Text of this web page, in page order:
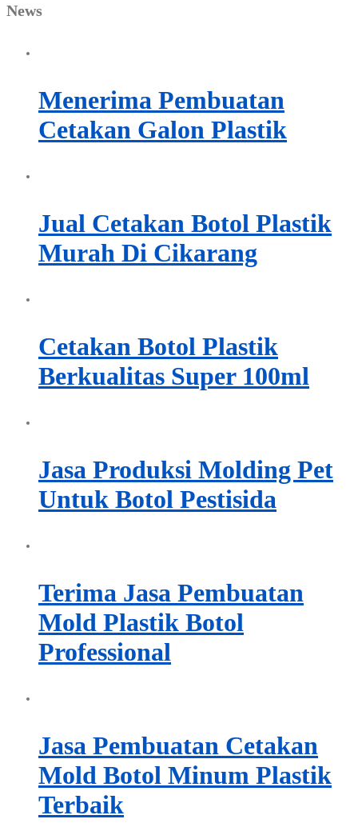
News
Menerima Pembuatan
Cetakan Galon Plastik
Jual Cetakan Botol Plastik
Murah Di Cikarang
Cetakan Botol Plastik
Berkualitas Super 100ml
Jasa Produksi Molding Pet
Untuk Botol Pestisida
Terima Jasa Pembuatan
Mold Plastik Botol
Professional
Jasa Pembuatan Cetakan
Mold Botol Minum Plastik
Terbaik